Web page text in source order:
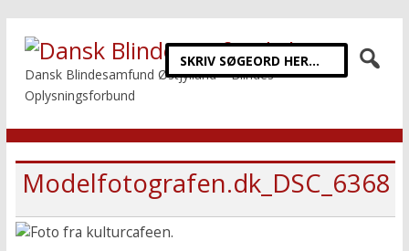
Dansk Blindesamfund Østjylland – Blindes
Oplysningsforbund
Modelfotografen.dk_DSC_6368